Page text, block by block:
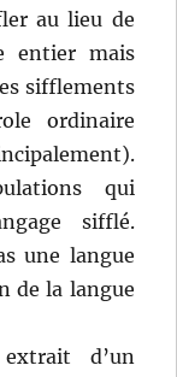
au lieu de
entier mais
sifflements
ordinaire
qui
sifflé.
une langue
de la langue
d’un